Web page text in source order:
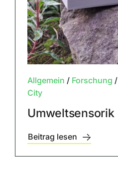
Allgemein / Forschung /
City
Umweltsensorik
Beitrag lesen